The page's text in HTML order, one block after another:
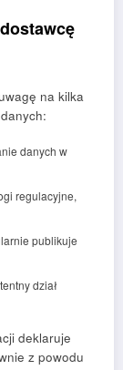
na kilka
danych w
regulacyjne,
publikuje
dział
deklaruje
z powodu